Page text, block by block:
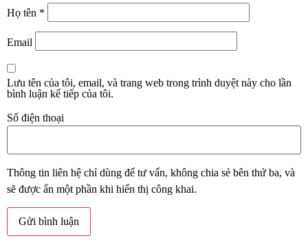
Họ tên *
Email
Lưu tên của tôi, email, và trang web trong trình duyệt này cho lần
bình luận kế tiếp của tôi.
Số điện thoại
Thông tin liên hệ chỉ dùng để tư vấn, không chia sẻ bên thứ ba, và
sẽ được ẩn một phần khi hiển thị công khai.